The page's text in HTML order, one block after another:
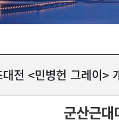
전 <민병헌 그레이>
군산근